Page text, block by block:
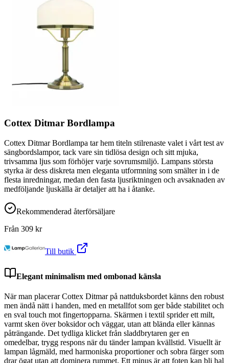
Cottex Ditmar Bordlampa
Cottex Ditmar Bordlampa tar hem titeln stilrenaste valet i vårt test av
sängbordslampor, tack vare sin tidlösa design och sitt mjuka,
trivsamma ljus som förhöjer varje sovrumsmiljö. Lampans största
styrka är dess diskreta men eleganta utformning som smälter in i de
flesta inredningar, medan den fasta ljusriktningen och avsaknaden av
medföljande ljuskälla är detaljer att ha i åtanke.
Rekommenderad återförsäljare
Från 309 kr
Till butik
Elegant minimalism med ombonad känsla
När man placerar Cottex Ditmar på nattduksbordet känns den robust
men ändå nätt i handen, med en metallfot som ger både stabilitet och
en sval touch mot fingertopparna. Skärmen i textil sprider ett milt,
varmt sken över boksidor och väggar, utan att blända eller kännas
påträngande. Det tydliga klicket från sladdbrytaren ger en
omedelbar, trygg respons när du tänder lampan kvällstid. Visuellt är
lampan lågmäld, med harmoniska proportioner och sobra färger som
drar ögat utan att dominera rummet. Ett minus är att foten kan bli hal